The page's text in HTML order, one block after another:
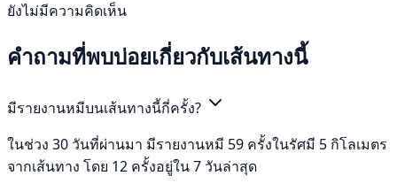
ยังไม่มีความคิดเห็น
คำถามที่พบบ่อยเกี่ยวกับเส้นทางนี้
มีรายงานหมีบนเส้นทางนี้กี่ครั้ง?
ในช่วง 30 วันที่ผ่านมา มีรายงานหมี 59 ครั้งในรัศมี 5 กิโลเมตร
จากเส้นทาง โดย 12 ครั้งอยู่ใน 7 วันล่าสุด